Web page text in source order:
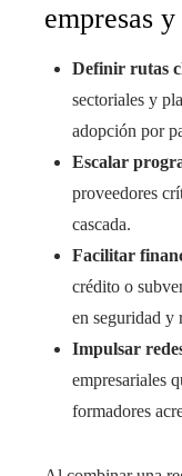
empresas
Definir rutas
sectoriales y
adopción por
Escalar
proveedores
cascada.
Facilitar
crédito o
en seguridad y
Impulsar
empresariales
formadores